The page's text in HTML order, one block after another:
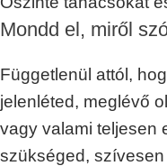
Mondd el, miről
Függetlenül attól,
jelenléted, meglévő
vagy valami teljesen
szükséged,